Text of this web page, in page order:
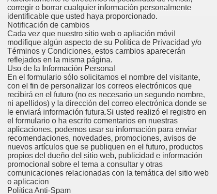
corregir o borrar cualquier información personalmente
identificable que usted haya proporcionado.
Notificación de cambios
Cada vez que nuestro sitio web o apliación móvil
modifique algún aspecto de su Política de Privacidad y/o
Términos y Condiciones, estos cambios aparecerán
reflejados en la misma página.
Uso de la Información Personal
En el formulario sólo solicitamos el nombre del visitante,
con el fin de personalizar los correos electrónicos que
recibirá en el futuro (no es necesario un segundo nombre,
ni apellidos) y la dirección del correo electrónica donde se
le enviará información futura.Si usted realizó el registro en
el formulario o ha escrito comentarios en nuestras
aplicaciones, podemos usar su información para enviar
recomendaciones, novedades, promociones, avisos de
nuevos artículos que se publiquen en el futuro, productos
propios del dueño del sitio web, publicidad e información
promocional sobre el tema a consultar y otras
comunicaciones relacionadas con la temática del sitio web
o aplicacion
Política Anti-Spam